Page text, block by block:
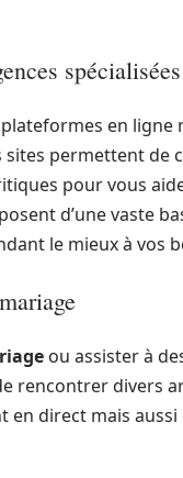
spécialisées
en
sites permettent
pour vous
d’une vaste
le mieux à vos
ou assister à
rencontrer divers
en direct mais